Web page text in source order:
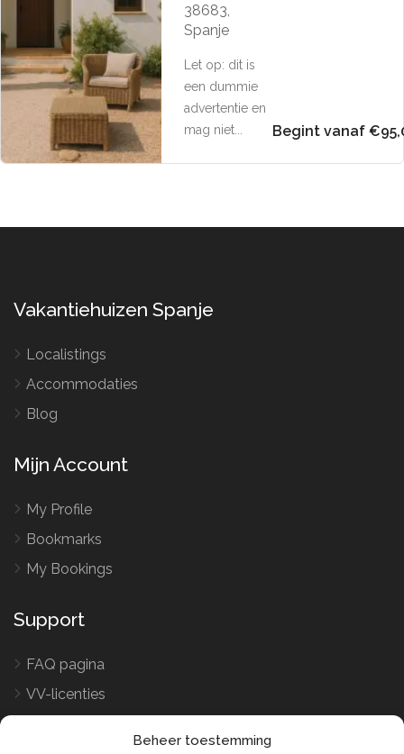
Beheer toestemming
38683,
Spanje
Let op: dit is
een dummie
advertentie en
mag niet...
Begint vanaf
Vakantiehuizen Spanje
Localistings
Accommodaties
Blog
Mijn Account
My Profile
Bookmarks
My Bookings
Support
FAQ pagina
VV-licenties